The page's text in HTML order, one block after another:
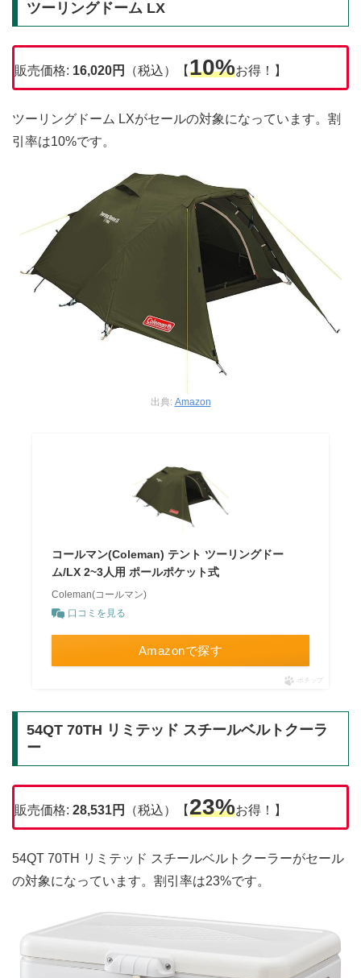
ツーリングドーム LX
販売価格: 16,020円 （税込）【10%お得！】
ツーリングドーム LXがセールの対象になっています。割
引率は10%です。
出典: Amazon
コールマン(Coleman) テント ツーリングドー
ム/LX 2~3人用 ポールポケット式
Coleman(コールマン)
口コミを見る
Amazonで探す
ポチップ
54QT 70TH リミテッド スチールベルトクーラ
ー
販売価格: 28,531円 （税込）【23%お得！】
54QT 70TH リミテッド スチールベルトクーラーがセール
の対象になっています。割引率は23%です。